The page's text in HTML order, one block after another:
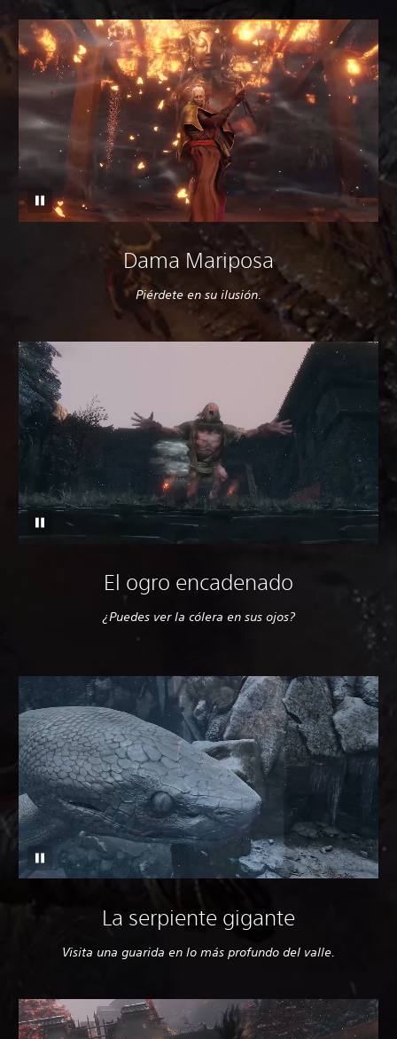
Dama Mariposa
Piérdete en su ilusión.
El ogro encadenado
¿Puedes ver la cólera en sus ojos?
La serpiente gigante
Visita una guarida en lo más profundo del valle.